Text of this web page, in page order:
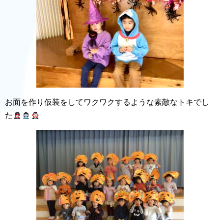
お面を作り仮装をしてワクワクするような素敵なトキでし
た